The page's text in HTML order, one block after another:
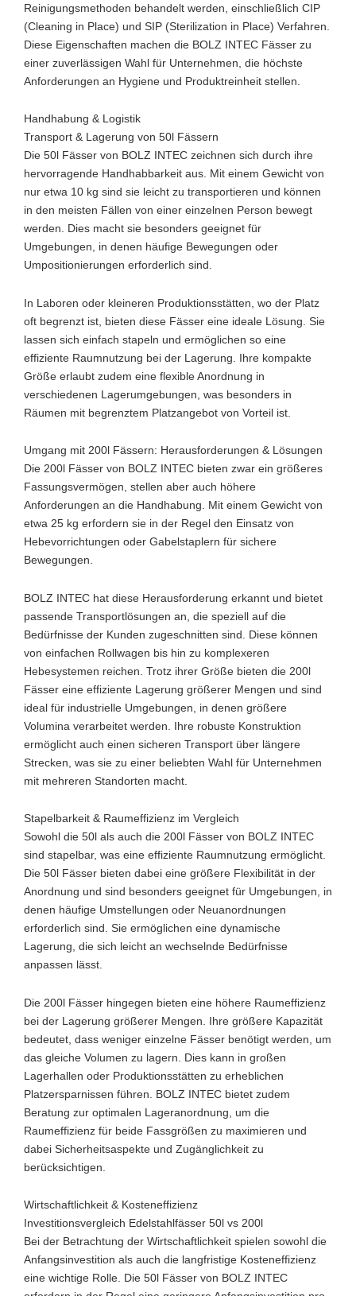
Reinigungsmethoden behandelt werden, einschließlich CIP
(Cleaning in Place) und SIP (Sterilization in Place) Verfahren.
Diese Eigenschaften machen die BOLZ INTEC Fässer zu
einer zuverlässigen Wahl für Unternehmen, die höchste
Anforderungen an Hygiene und Produktreinheit stellen.
Handhabung & Logistik
Transport & Lagerung von 50l Fässern
Die 50l Fässer von BOLZ INTEC zeichnen sich durch ihre
hervorragende Handhabbarkeit aus. Mit einem Gewicht von
nur etwa 10 kg sind sie leicht zu transportieren und können
in den meisten Fällen von einer einzelnen Person bewegt
werden. Dies macht sie besonders geeignet für
Umgebungen, in denen häufige Bewegungen oder
Umpositionierungen erforderlich sind.
In Laboren oder kleineren Produktionsstätten, wo der Platz
oft begrenzt ist, bieten diese Fässer eine ideale Lösung. Sie
lassen sich einfach stapeln und ermöglichen so eine
effiziente Raumnutzung bei der Lagerung. Ihre kompakte
Größe erlaubt zudem eine flexible Anordnung in
verschiedenen Lagerumgebungen, was besonders in
Räumen mit begrenztem Platzangebot von Vorteil ist.
Umgang mit 200l Fässern: Herausforderungen & Lösungen
Die 200l Fässer von BOLZ INTEC bieten zwar ein größeres
Fassungsvermögen, stellen aber auch höhere
Anforderungen an die Handhabung. Mit einem Gewicht von
etwa 25 kg erfordern sie in der Regel den Einsatz von
Hebevorrichtungen oder Gabelstaplern für sichere
Bewegungen.
BOLZ INTEC hat diese Herausforderung erkannt und bietet
passende Transportlösungen an, die speziell auf die
Bedürfnisse der Kunden zugeschnitten sind. Diese können
von einfachen Rollwagen bis hin zu komplexeren
Hebesystemen reichen. Trotz ihrer Größe bieten die 200l
Fässer eine effiziente Lagerung größerer Mengen und sind
ideal für industrielle Umgebungen, in denen größere
Volumina verarbeitet werden. Ihre robuste Konstruktion
ermöglicht auch einen sicheren Transport über längere
Strecken, was sie zu einer beliebten Wahl für Unternehmen
mit mehreren Standorten macht.
Stapelbarkeit & Raumeffizienz im Vergleich
Sowohl die 50l als auch die 200l Fässer von BOLZ INTEC
sind stapelbar, was eine effiziente Raumnutzung ermöglicht.
Die 50l Fässer bieten dabei eine größere Flexibilität in der
Anordnung und sind besonders geeignet für Umgebungen, in
denen häufige Umstellungen oder Neuanordnungen
erforderlich sind. Sie ermöglichen eine dynamische
Lagerung, die sich leicht an wechselnde Bedürfnisse
anpassen lässt.
Die 200l Fässer hingegen bieten eine höhere Raumeffizienz
bei der Lagerung größerer Mengen. Ihre größere Kapazität
bedeutet, dass weniger einzelne Fässer benötigt werden, um
das gleiche Volumen zu lagern. Dies kann in großen
Lagerhallen oder Produktionsstätten zu erheblichen
Platzersparnissen führen. BOLZ INTEC bietet zudem
Beratung zur optimalen Lageranordnung, um die
Raumeffizienz für beide Fassgrößen zu maximieren und
dabei Sicherheitsaspekte und Zugänglichkeit zu
berücksichtigen.
Wirtschaftlichkeit & Kosteneffizienz
Investitionsvergleich Edelstahlfässer 50l vs 200l
Bei der Betrachtung der Wirtschaftlichkeit spielen sowohl die
Anfangsinvestition als auch die langfristige Kosteneffizienz
eine wichtige Rolle. Die 50l Fässer von BOLZ INTEC